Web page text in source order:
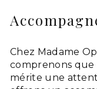
Chez Madame
comprenons
mérite une